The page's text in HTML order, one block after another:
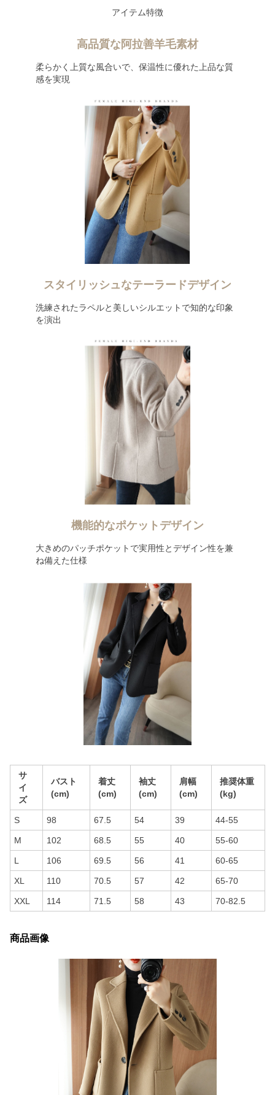
アイテム特徴
高品質な阿拉善羊毛素材
柔らかく上質な風合いで、保温性に優れた上品な質
感を実現
スタイリッシュなテーラードデザイン
洗練されたラペルと美しいシルエットで知的な印象
を演出
機能的なポケットデザイン
大きめのパッチポケットで実用性とデザイン性を兼
ね備えた仕様
サ
イ
ズ
バスト
(cm)
着丈
(cm)
袖丈
(cm)
肩幅
(cm)
推奨体重
(kg)
S 98 67.5 54 39 44-55
M 102 68.5 55 40 55-60
L 106 69.5 56 41 60-65
XL 110 70.5 57 42 65-70
XXL 114 71.5 58 43 70-82.5
商品画像